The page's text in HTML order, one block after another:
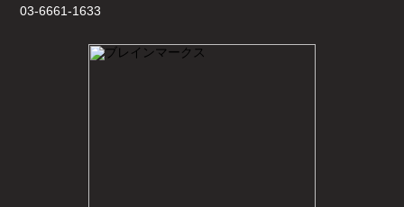
03-6661-1633